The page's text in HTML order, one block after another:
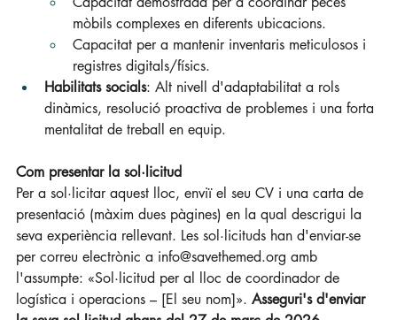
mòbils complexes en diferents ubicacions.
Capacitat per a mantenir inventaris meticulosos i
registres digitals/físics.
Habilitats socials: Alt nivell d'adaptabilitat a rols
dinàmics, resolució proactiva de problemes i una forta
mentalitat de treball en equip.
Com presentar la sol·licitud
Per a sol·licitar aquest lloc, enviï el seu CV i una carta de
presentació (màxim dues pàgines) en la qual descrigui la
seva experiència rellevant. Les sol·licituds han d'enviar-se
per correu electrònic a info@savethemed.org amb
l'assumpte: «Sol·licitud per al lloc de coordinador de
logística i operacions – [El seu nom]». Asseguri's d'enviar